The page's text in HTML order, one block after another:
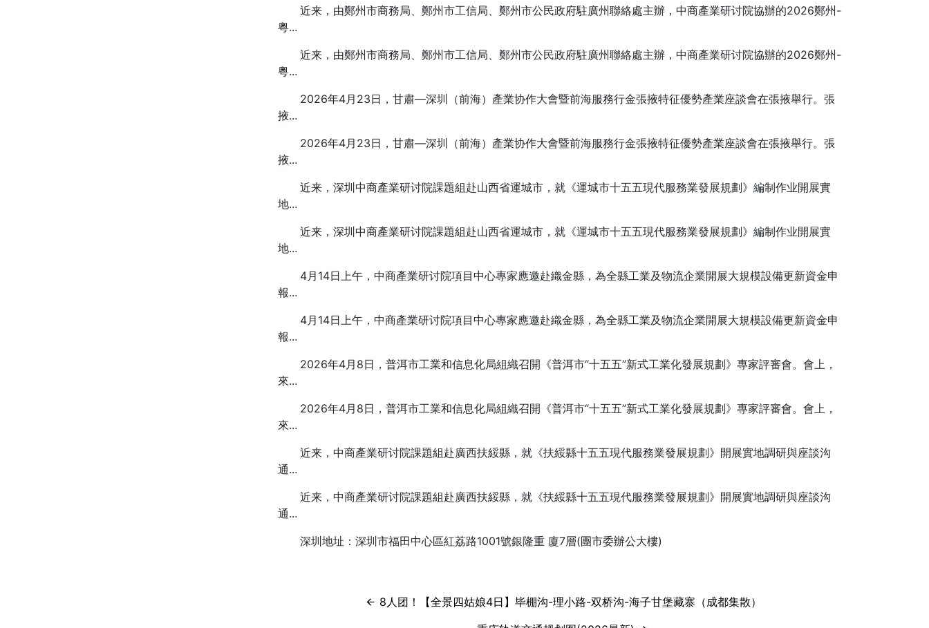
近来，由鄭州市商務局、鄭州市工信局、鄭州市公民政府駐廣州聯絡處主辦，中商產業研讨院協辦的2026鄭州-
粵...
近来，由鄭州市商務局、鄭州市工信局、鄭州市公民政府駐廣州聯絡處主辦，中商產業研讨院協辦的2026鄭州-
粵...
2026年4月23日，甘肅—深圳（前海）產業协作大會暨前海服務行金張掖特征優勢產業座談會在張掖舉行。張
掖...
2026年4月23日，甘肅—深圳（前海）產業协作大會暨前海服務行金張掖特征優勢產業座談會在張掖舉行。張
掖...
近来，深圳中商產業研讨院課題組赴山西省運城市，就《運城市十五五現代服務業發展規劃》編制作业開展實
地...
近来，深圳中商產業研讨院課題組赴山西省運城市，就《運城市十五五現代服務業發展規劃》編制作业開展實
地...
4月14日上午，中商產業研讨院項目中心專家應邀赴織金縣，為全縣工業及物流企業開展大規模設備更新資金申
報...
4月14日上午，中商產業研讨院項目中心專家應邀赴織金縣，為全縣工業及物流企業開展大規模設備更新資金申
報...
2026年4月8日，普洱市工業和信息化局組織召開《普洱市“十五五”新式工業化發展規劃》專家評審會。會上，
來...
2026年4月8日，普洱市工業和信息化局組織召開《普洱市“十五五”新式工業化發展規劃》專家評審會。會上，
來...
近来，中商產業研讨院課題組赴廣西扶綏縣，就《扶綏縣十五五現代服務業發展規劃》開展實地調研與座談沟
通...
近来，中商產業研讨院課題組赴廣西扶綏縣，就《扶綏縣十五五現代服務業發展規劃》開展實地調研與座談沟
通...
深圳地址：深圳市福田中心區紅荔路1001號銀隆重 廈7層(團市委辦公大樓)
8人团！【全景四姑娘4日】毕棚沟-理小路-双桥沟-海子甘堡藏寨（成都集散）